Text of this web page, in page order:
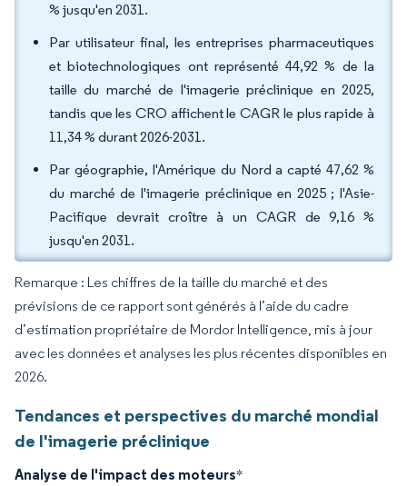
% jusqu'en 2031.
Par utilisateur final, les entreprises pharmaceutiques
et biotechnologiques ont représenté 44,92 % de la
taille du marché de l'imagerie préclinique en 2025,
tandis que les CRO affichent le CAGR le plus rapide à
11,34 % durant 2026-2031.
Par géographie, l'Amérique du Nord a capté 47,62 %
du marché de l'imagerie préclinique en 2025 ; l'Asie-
Pacifique devrait croître à un CAGR de 9,16 %
jusqu'en 2031.
Remarque : Les chiffres de la taille du marché et des
prévisions de ce rapport sont générés à l’aide du cadre
d’estimation propriétaire de Mordor Intelligence, mis à jour
avec les données et analyses les plus récentes disponibles en
2026.
Tendances et perspectives du marché mondial
de l'imagerie préclinique
Analyse de l'impact des moteurs*